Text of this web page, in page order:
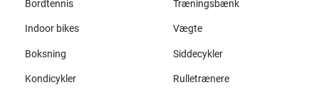
Bordtennis Træningsbænk
Indoor bikes Vægte
Boksning Siddecykler
Kondicykler Rulletrænere